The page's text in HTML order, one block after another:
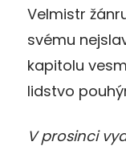
Velmistr
svému
kapitolu
lidstvo
V prosinci